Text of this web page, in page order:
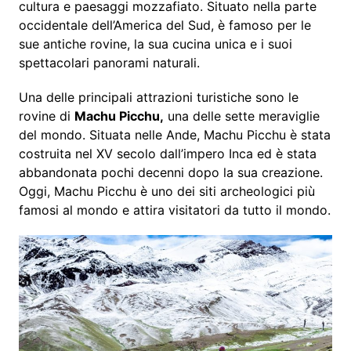
cultura e paesaggi mozzafiato. Situato nella parte
occidentale dell’America del Sud, è famoso per le
sue antiche rovine, la sua cucina unica e i suoi
spettacolari panorami naturali.
Una delle principali attrazioni turistiche sono le
rovine di Machu Picchu, una delle sette meraviglie
del mondo. Situata nelle Ande, Machu Picchu è stata
costruita nel XV secolo dall’impero Inca ed è stata
abbandonata pochi decenni dopo la sua creazione.
Oggi, Machu Picchu è uno dei siti archeologici più
famosi al mondo e attira visitatori da tutto il mondo.